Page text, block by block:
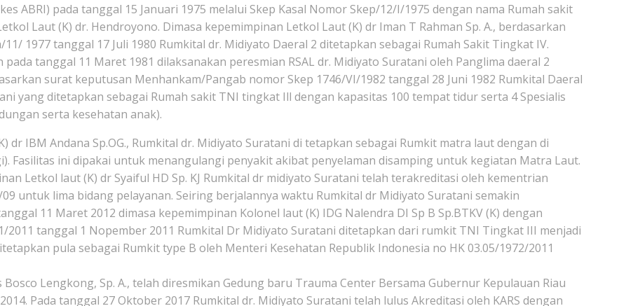
ABRI) pada tanggal 15 Januari 1975 melalui Skep Kasal Nomor Skep/12/I/1975 dengan nama Rumah sakit
Laut (K) dr. Hendroyono. Dimasa kepemimpinan Letkol Laut (K) dr Iman T Rahman Sp. A., berdasarkan
1977 tanggal 17 Juli 1980 Rumkital dr. Midiyato Daeral 2 ditetapkan sebagai Rumah Sakit Tingkat IV.
tanggal 11 Maret 1981 dilaksanakan peresmian RSAL dr. Midiyato Suratani oleh Panglima daeral 2
surat keputusan Menhankam/Pangab nomor Skep 1746/VI/1982 tanggal 28 Juni 1982 Rumkital Daeral
yang ditetapkan sebagai Rumah sakit TNI tingkat Ill dengan kapasitas 100 tempat tidur serta 4 Spesialis
serta kesehatan anak).
dr IBM Andana Sp.OG., Rumkital dr. Midiyato Suratani di tetapkan sebagai Rumkit matra laut dengan di
Fasilitas ini dipakai untuk menangulangi penyakit akibat penyelaman disamping untuk kegiatan Matra Laut.
Letkol laut (K) dr Syaiful HD Sp. KJ Rumkital dr midiyato Suratani telah terakreditasi oleh kementrian
untuk lima bidang pelayanan. Seiring berjalannya waktu Rumkital dr Midiyato Suratani semakin
11 Maret 2012 dimasa kepemimpinan Kolonel laut (K) IDG Nalendra DI Sp B Sp.BTKV (K) dengan
tanggal 1 Nopember 2011 Rumkital Dr Midiyato Suratani ditetapkan dari rumkit TNI Tingkat III menjadi
pula sebagai Rumkit type B oleh Menteri Kesehatan Republik Indonesia no HK 03.05/1972/2011
Lengkong, Sp. A., telah diresmikan Gedung baru Trauma Center Bersama Gubernur Kepulauan Riau
Pada tanggal 27 Oktober 2017 Rumkital dr. Midiyato Suratani telah lulus Akreditasi oleh KARS dengan